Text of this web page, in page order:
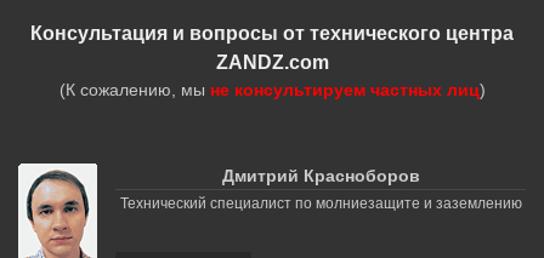
Консультация и вопросы от технического центра
ZANDZ.com
(К сожалению, мы не консультируем частных лиц)
Дмитрий Красноборов
Технический специалист по молниезащите и заземлению